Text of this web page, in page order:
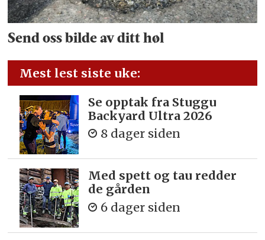
Send oss bilde av ditt høl
Mest lest siste uke:
Se opptak fra Stuggu
Backyard Ultra 2026
8 dager siden
Med spett og tau redder
de gården
6 dager siden